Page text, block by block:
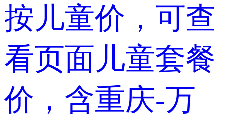
按儿童价，可查
看页面儿童套餐
价，含重庆-万